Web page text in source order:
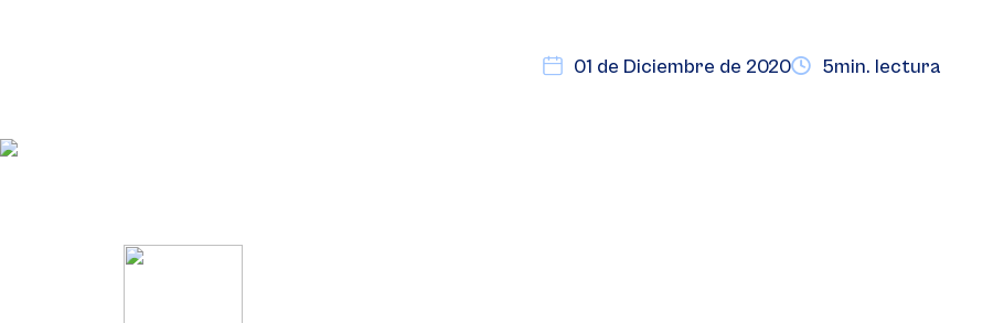
01 de Diciembre de 2020 5min. lectura